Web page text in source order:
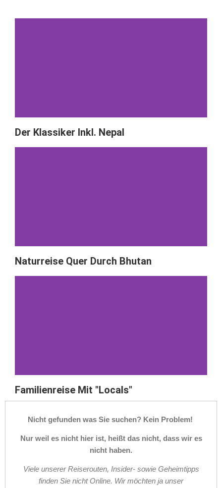
Der Klassiker Inkl. Nepal
Naturreise Quer Durch Bhutan
Familienreise Mit "Locals"
Nicht gefunden was Sie suchen? Kein Problem!
Nur weil es nicht hier ist, heißt das nicht, dass wir es
nicht haben.
Viele unserer Reiserouten, Insider- sowie Geheimtipps
finden Sie nicht Online. Wir möchten ja unser